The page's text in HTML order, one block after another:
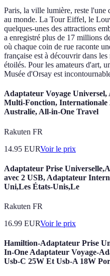
Paris, la ville lumière, reste l'une
au monde. La Tour Eiffel, le
quelques-unes des attractions
a enregistré plus de 17 millions
où chaque coin de rue raconte
française est à découvrir dans
étoilés. Pour les amateurs d'art,
Musée d'Orsay est
Adaptateur Voyage
Multi-Fonction, Internationale
Australie, All-in-One Travel
Rakuten FR
14.95 EURVoir le prix
Adaptateur Prise
avec 2 USB, Adaptateur
Uni,Les États-Unis,Le
Rakuten FR
16.99 EURVoir le prix
Hamiltion-Adaptateur Prise
In-One Adaptateur Voyage-
Usb-C 25W Et Usb-A 18W